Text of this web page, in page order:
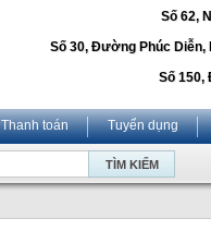
Số 62,
Số 30, Đường Phúc Diễn,
Số 150,
Thanh toán Tuyển dụng